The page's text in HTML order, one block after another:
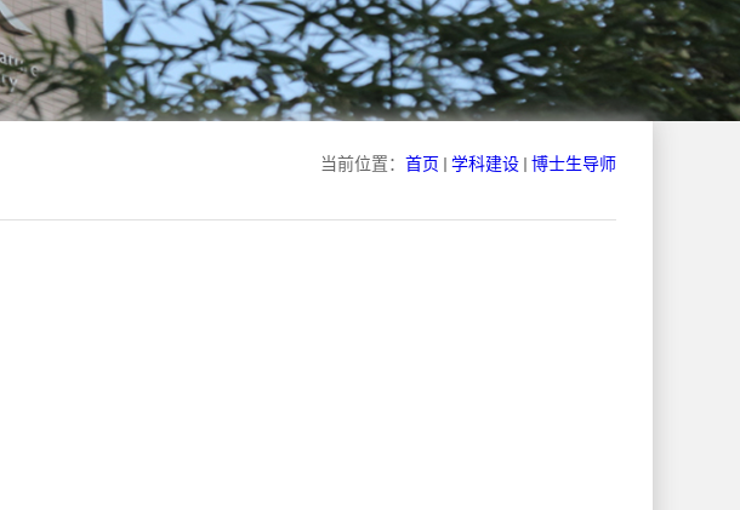
当前位置： 首页 学科建设 博士生导师